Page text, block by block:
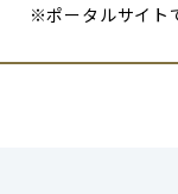
※ポータルサイト